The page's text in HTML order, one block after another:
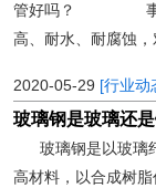
管好吗？ 事实上
高、耐水、耐腐蚀，
2020-05-29 [行业动
玻璃钢是玻璃还
玻璃钢是以玻璃
高材料，以合成树